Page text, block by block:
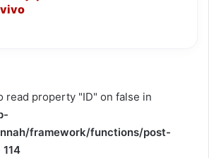
read property "ID" on false in
framework/functions/post-
114